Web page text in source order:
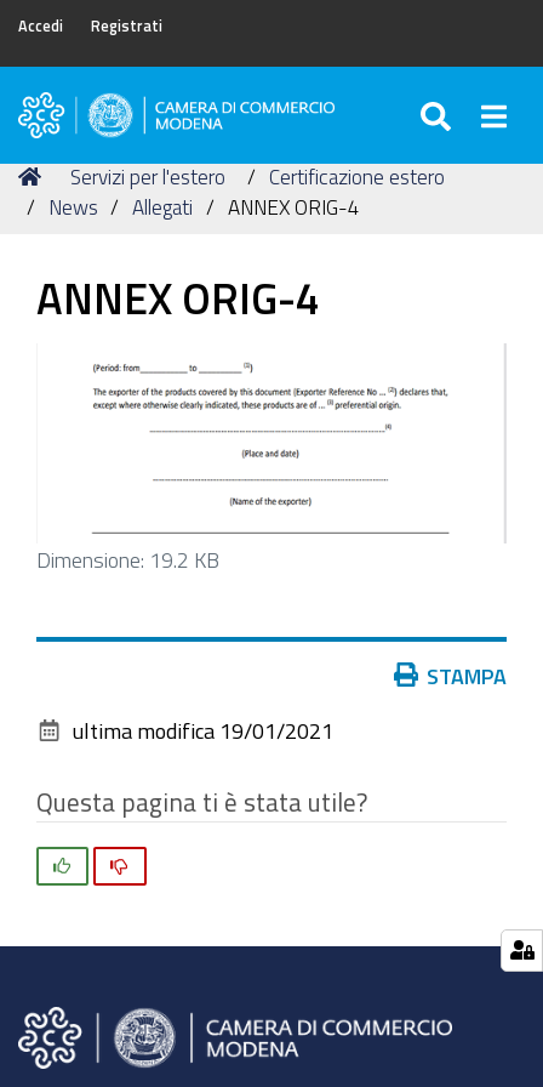
Accedi Registrati
Camera
Commercio
di
Tu
sei
Home
Servizi per l'estero
Certificazione estero
News
Allegati ANNEX ORIG-4
ANNEX ORIG-4
Clicca
dimensioni
Dimensione: 19.2 KB
documento
STAMPA
ultima modifica 19/01/2021
Questa pagina ti è stata utile?